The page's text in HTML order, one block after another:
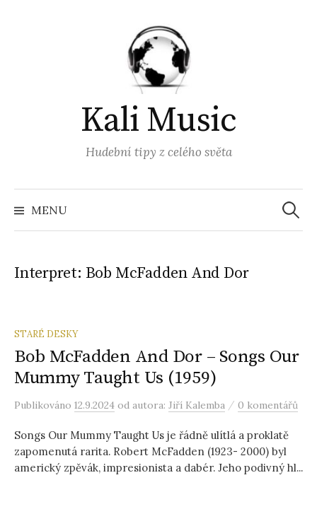
Kali Music
Hudební tipy z celého světa
MENU
Interpret: Bob McFadden And Dor
STARÉ DESKY
Bob McFadden And Dor – Songs Our
Mummy Taught Us (1959)
Publikováno 12.9.2024 od autora: Jiří Kalemba / 0 komentářů
Songs Our Mummy Taught Us je řádně ulítlá a proklatě
zapomenutá rarita. Robert McFadden (1923- 2000) byl
americký zpěvák, impresionista a dabér. Jeho podivný hl...